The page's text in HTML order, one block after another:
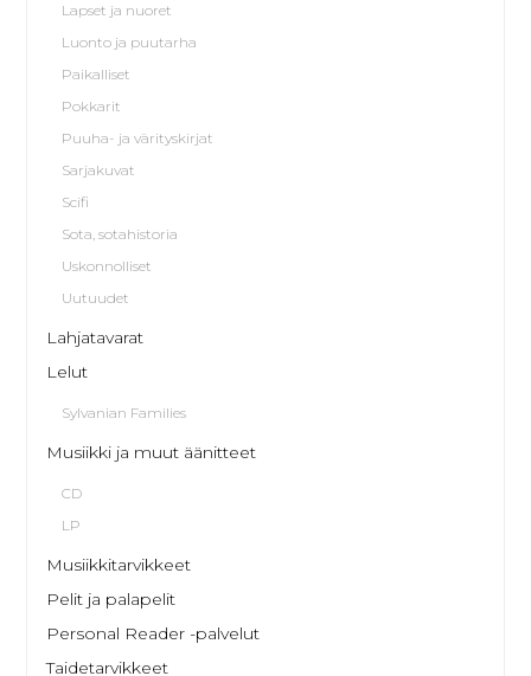
Lapset ja nuoret
Luonto ja puutarha
Paikalliset
Pokkarit
Puuha- ja värityskirjat
Sarjakuvat
Scifi
Sota, sotahistoria
Uskonnolliset
Uutuudet
Lahjatavarat
Lelut
Sylvanian Families
Musiikki ja muut äänitteet
CD
LP
Musiikkitarvikkeet
Pelit ja palapelit
Personal Reader -palvelut
Taidetarvikkeet